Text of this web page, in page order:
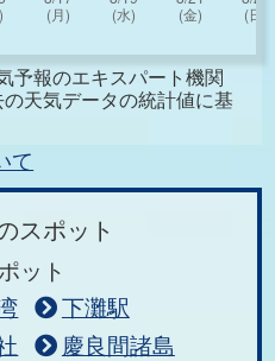
予報のエキスパート機関
天気データの統計値に基
て
スポット
ット
下灘駅
慶良間諸島